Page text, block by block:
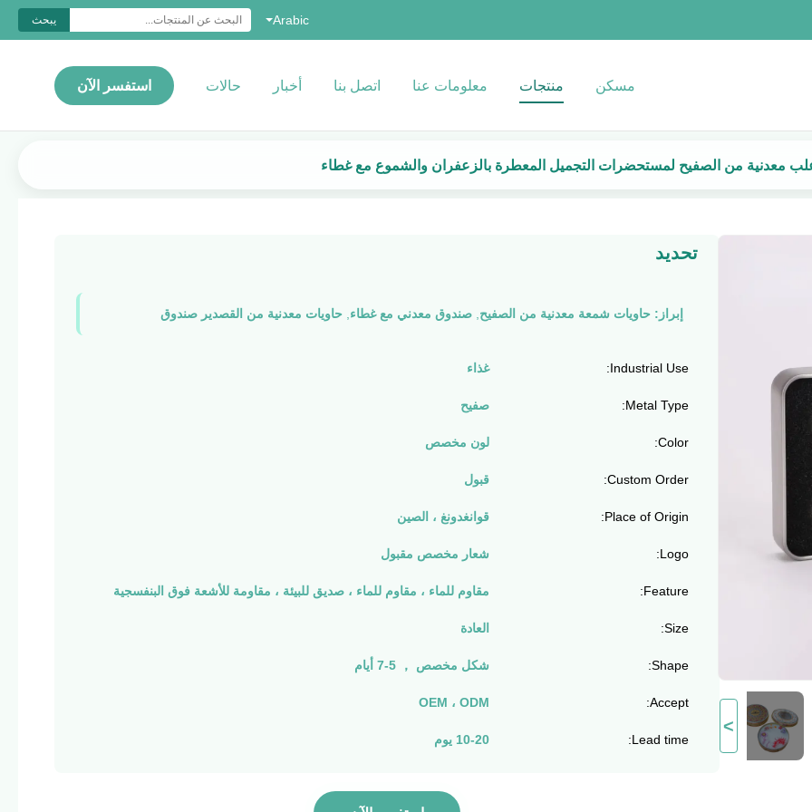
Arabic يبحث
مسكن منتجات معلومات عنا اتصل بنا أخبار حالات استفسر الآن
معدنية من الصفيح لمستحضرات التجميل المعطرة بالزعفران والشموع مع غطاء
>
تحديد
إبراز: حاويات شمعة معدنية من الصفيح صندوق معدني مع غطاء حاويات معدنية من القصدير صندوق
Industrial Use: غذاء
Metal Type: صفيح
Color: لون مخصص
Custom Order: قبول
Place of Origin: قوانغدونغ ، الصين
Logo: شعار مخصص مقبول
Feature: مقاوم للماء ، مقاوم للماء ، صديق للبيئة ، مقاومة للأشعة فوق البنفسجية
Size: العادة
Shape: شكل مخصص ， 5-7 أيام
Accept: OEM ، ODM
Lead time: 10-20 يوم